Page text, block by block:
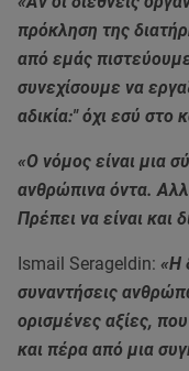
πρόκληση της
από εμάς
συνεχίσουμε να
αδικία:" όχι εσύ στο
«Ο νόμος είναι μια
ανθρώπινα όντα.
Πρέπει να είναι και
Ismail Serageldin: «Η
συναντήσεις
ορισμένες αξίες,
και πέρα από μια